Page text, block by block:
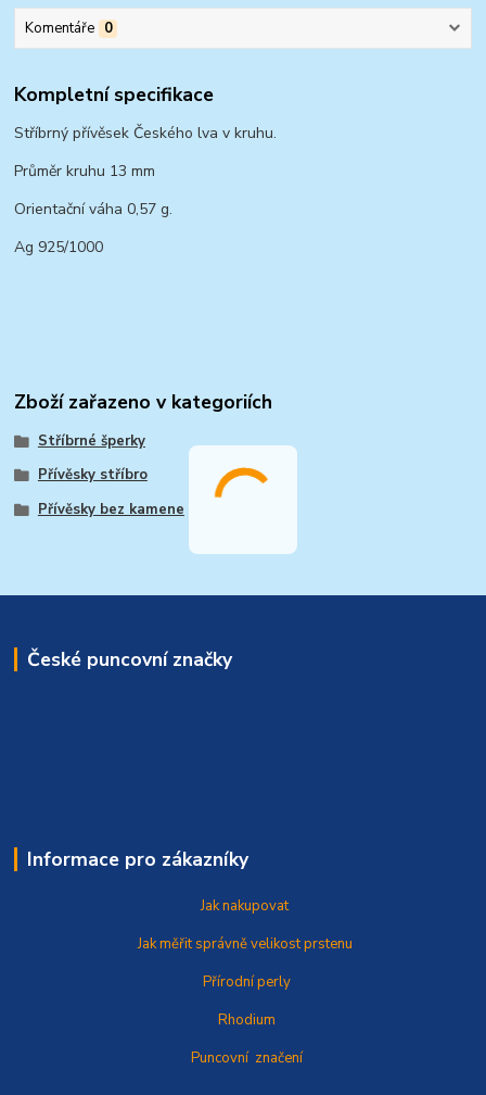
Komentáře 0
Kompletní specifikace
Stříbrný přívěsek Českého lva v kruhu.
Průměr kruhu 13 mm
Orientační váha 0,57 g.
Ag 925/1000
Zboží zařazeno v kategoriích
Stříbrné šperky
Přívěsky stříbro
Přívěsky bez kamene
České puncovní značky
Informace pro zákazníky
Jak nakupovat
Jak měřit správněvelikost prstenu
Přírodní perly
Rhodium
Puncovní značení